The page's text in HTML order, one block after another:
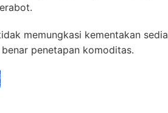
memungkasi kementakan sedia
penetapan komoditas.